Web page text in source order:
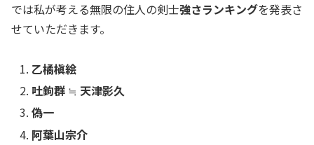
では私が考える無限の住人の剣士強さランキングを発表さ
せていただきます。
乙橘槇絵
吐鉤群 ≒天津影久
偽一
阿葉山宗介